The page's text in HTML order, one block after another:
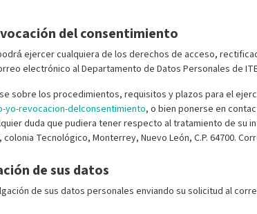
del consentimiento
ejercer cualquiera de los derechos de acceso,
electrónico al Departamento de Datos Personales de
sobre los procedimientos, requisitos y plazos para el
revocacion-delconsentimiento, o bien ponerse en
duda que pudiera tener respecto al tratamiento de su
colonia Tecnológico, Monterrey, Nuevo León, C.P. 64700.
de sus datos
de sus datos personales enviando su solicitud al